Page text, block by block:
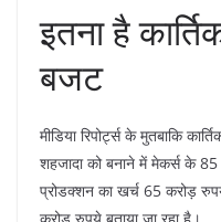
इतना है
बजट
मीडिया रिपोर्ट्स के मुतबाकि
शहजादा को बनाने में मेकर्स के
प्रोडक्‍शन का खर्च 65 करोड़